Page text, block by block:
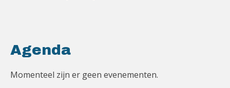
Agenda
Momenteel zijn er geen evenementen.